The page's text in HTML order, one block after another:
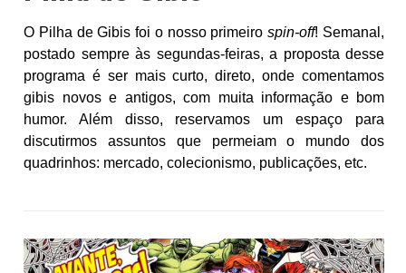
O Pilha de Gibis foi o nosso primeirospin-off! Semanal,
postado sempre às segundas-feiras, a proposta desse
programa é ser mais curto, direto, onde comentamos
gibis novos e antigos, com muita informação e bom
humor. Além disso, reservamos um espaço para
discutirmos assuntos que permeiam o mundo dos
quadrinhos: mercado, colecionismo, publicações, etc.